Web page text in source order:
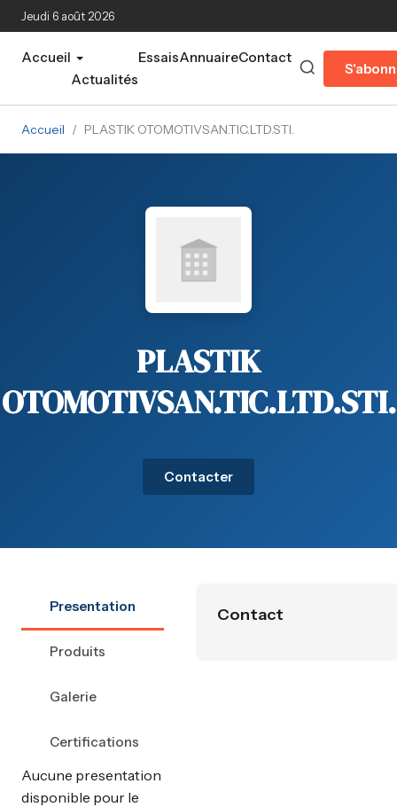
Aller au contenu principal
Jeudi 6 août 2026
Accueil
Actualités
EssaisAnnuaireContact
Accueil / PLASTIK OTOMOTIVSAN.TIC.LTD.STI.
PLASTIK
OTOMOTIVSAN.TIC.LTD.STI.
Contacter
Presentation
Produits
Galerie
Certifications
Aucune presentation
disponible pour le
Contact